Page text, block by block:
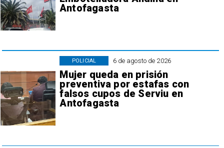
Antofagasta
6 de agosto de 2026
Mujer queda en prisión
preventiva por estafas con
falsos cupos de Serviu en
Antofagasta
POLICIAL